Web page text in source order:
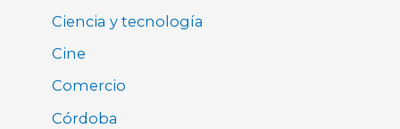
Ciencia y tecnología
Cine
Comercio
Córdoba